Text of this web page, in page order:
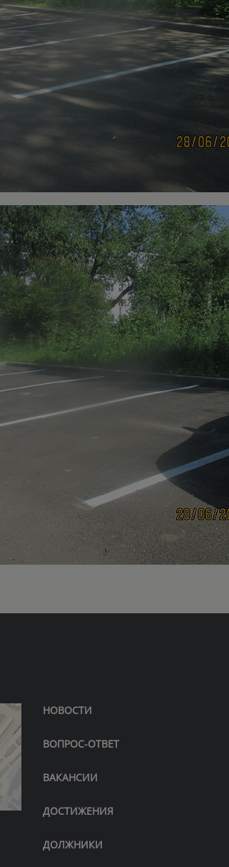
НОВОСТИ
ВОПРОС-ОТВЕТ
ВАКАНСИИ
ДОСТИЖЕНИЯ
ДОЛЖНИКИ